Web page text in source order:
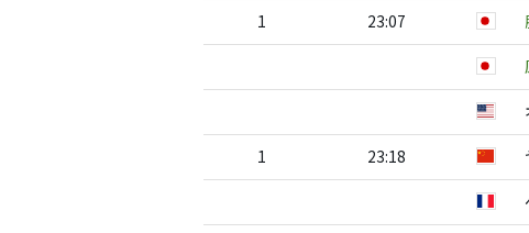
1 23:07
1 23:18